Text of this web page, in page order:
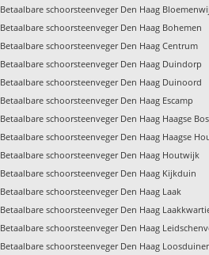
Betaalbare schoorsteenveger Den Haag
Betaalbare schoorsteenveger Den Haag Bohemen
Betaalbare schoorsteenveger Den Haag Centrum
Betaalbare schoorsteenveger Den Haag Duindorp
Betaalbare schoorsteenveger Den Haag Duinoord
Betaalbare schoorsteenveger Den Haag Escamp
Betaalbare schoorsteenveger Den Haag Haagse Bos
Betaalbare schoorsteenveger Den Haag Haagse
Betaalbare schoorsteenveger Den Haag Houtwijk
Betaalbare schoorsteenveger Den Haag Kijkduin
Betaalbare schoorsteenveger Den Haag Laak
Betaalbare schoorsteenveger Den Haag
Betaalbare schoorsteenveger Den Haag
Betaalbare schoorsteenveger Den Haag